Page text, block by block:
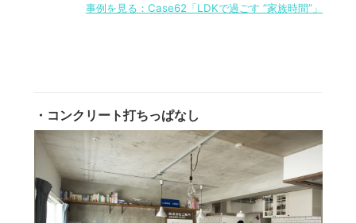
事例を見る：Case62「LDKで過ごす ”家族時間”」
・コンクリート打ちっぱなし